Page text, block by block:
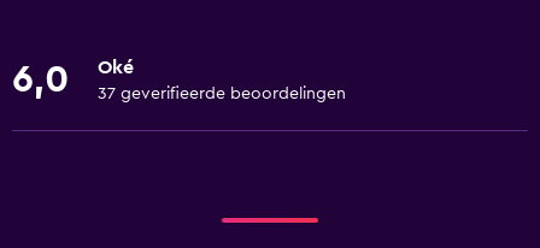
6,0 Oké
37 geverifieerde beoordelingen